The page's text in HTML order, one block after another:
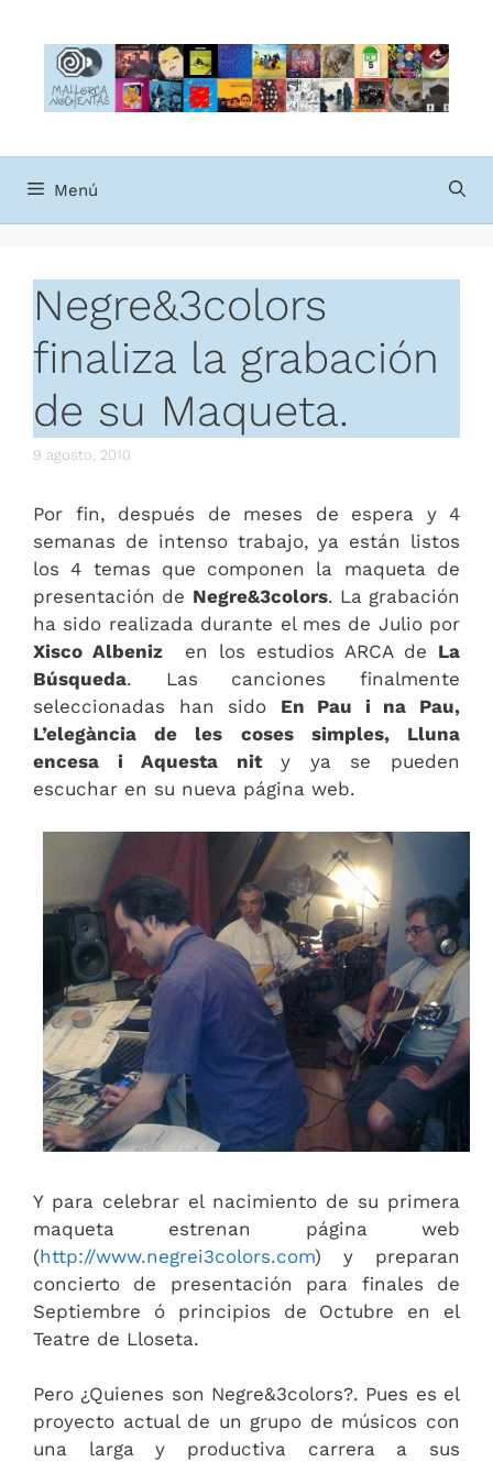
contenido
Menú
Negre&3colors
finaliza la grabación
de su Maqueta.
9 agosto, 2010
Por fin, después de meses de espera y 4
semanas de intenso trabajo, ya están listos
los 4 temas que componen la maqueta de
presentación de Negre&3colors. La grabación
ha sido realizada durante el mes de Julio por
Xisco Albeniz en los estudios ARCA de La
Búsqueda. Las canciones finalmente
seleccionadas han sido En Pau i na Pau,
L’elegància de les coses simples, Lluna
encesa i Aquesta nity ya se pueden
escuchar en su nueva página web.
Y para celebrar el nacimiento de su primera
maqueta estrenan página web
(http://www.negrei3colors.com) y preparan
concierto de presentación para finales de
Septiembre ó principios de Octubre en el
Teatre de Lloseta.
Pero ¿Quienes son Negre&3colors?. Pues es el
proyecto actual de un grupo de músicos con
una larga y productiva carrera a sus